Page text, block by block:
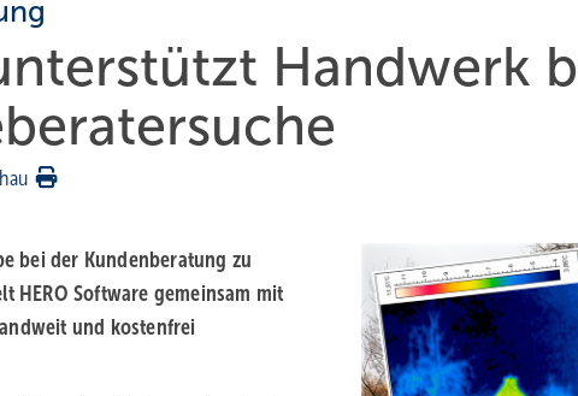
Handwerk
bei der Kundenberatung zu
HERO Software gemeinsam mit
und kostenfrei